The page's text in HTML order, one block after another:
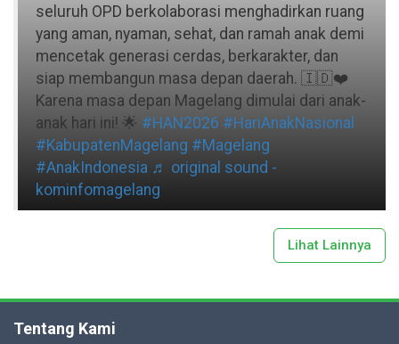
seluruh OPD berkolaborasi menghadirkan ruang
yang aman, nyaman, sehat, dan ramah anak demi
mencetak generasi cerdas, berkarakter, dan
siap membangun masa depan daerah. 🇮🇩❤️
Karena masa depan Magelang dimulai dari anak-
anak hari ini! 🌟 #HAN2026 #HariAnakNasional
#KabupatenMagelang #Magelang
#AnakIndonesia ♬ original sound -
kominfomagelang
Lihat Lainnya
Tentang Kami